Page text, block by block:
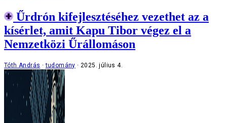
Űrdrón kifejlesztéséhez vezethet az a
kísérlet, amit Kapu Tibor végez el a
Nemzetközi Űrállomáson
Tóth András tudomány 2025. július 4.